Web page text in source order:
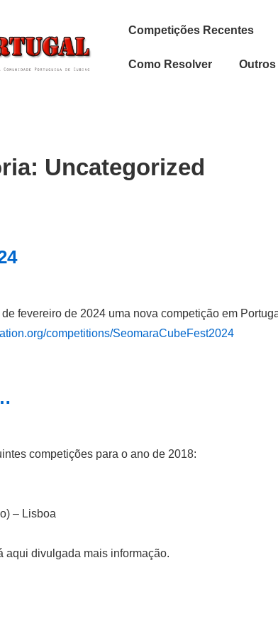
Navegação
Competições Recentes
Como Resolver
Uncategorized
fevereiro de 2024 uma nova competição em
competitions/SeomaraCubeFest2024
competições para o ano de 2018:
– Lisboa
aqui divulgada mais informação.